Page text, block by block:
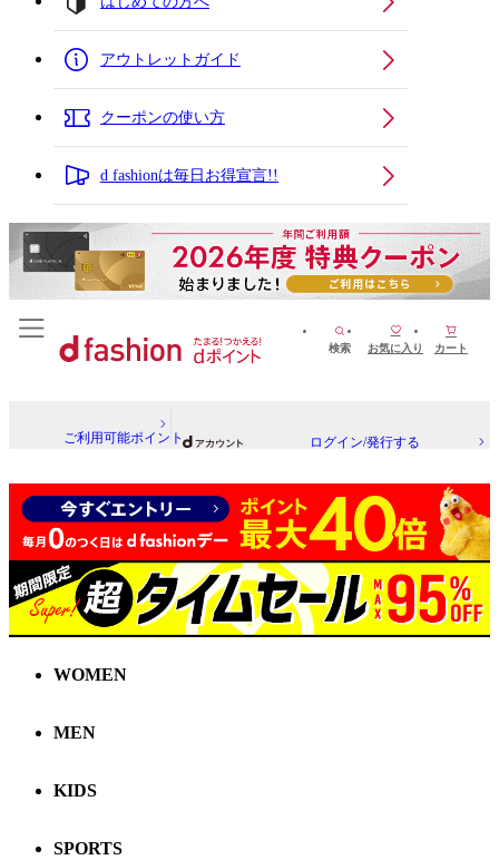
アウトレットガイド
クーポンの使い方
d fashionは毎日お得宣言!!
検索 お気に入り カート
ご利用可能ポイント ログイン/発行する
WOMEN
MEN
KIDS
SPORTS